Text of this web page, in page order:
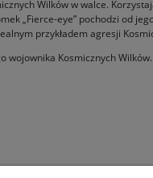
Wilków w walce.
„Fierce-eye” pochodzi od
przykładem agresji
Kosmicznych